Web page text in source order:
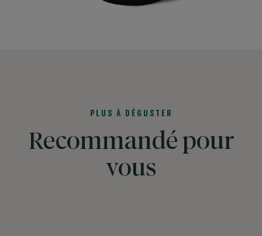
PLUS À DÉGUSTER
Recommandé pour
vous